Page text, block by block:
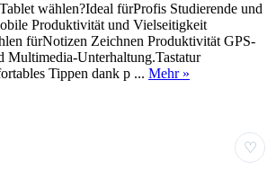
wählen?Ideal fürProfis Studierende und
Produktivität und Vielseitigkeit
fürNotizen Zeichnen Produktivität GPS-
Multimedia-Unterhaltung.Tastatur
Tippen dank p ... Mehr »
♡